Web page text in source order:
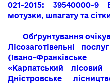
021-2015: 39540000-9
мотузки, шпагату та
Обґрунтування
Лісозаготівельні
(Івано-
«Карпатський лісовий
Дністровське